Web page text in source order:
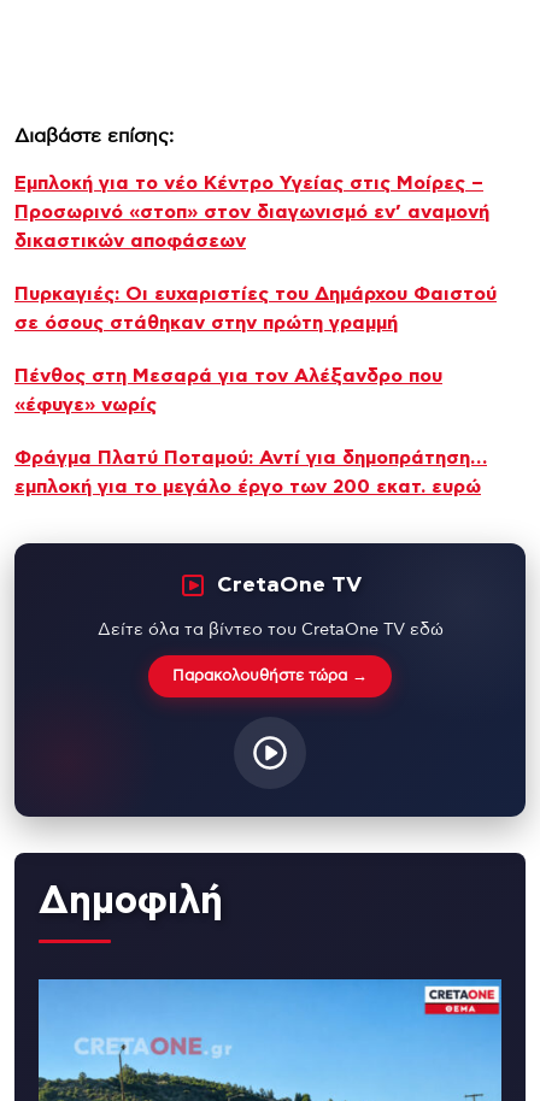
Διαβάστε επίσης:
Εμπλοκή για το νέο Κέντρο Υγείας στις Μοίρες –
Προσωρινό «στοπ» στον διαγωνισμό εν’ αναμονή
δικαστικών αποφάσεων
Πυρκαγιές: Οι ευχαριστίες του Δημάρχου Φαιστού
σε όσους στάθηκαν στην πρώτη γραμμή
Πένθος στη Μεσαρά για τον Αλέξανδρο που
«έφυγε» νωρίς
Φράγμα Πλατύ Ποταμού: Αντί για δημοπράτηση…
εμπλοκή για το μεγάλο έργο των 200 εκατ. ευρώ
CretaOne TV
Δείτε όλα τα βίντεο του CretaOne TV εδώ
Παρακολουθήστε τώρα →
Δημοφιλή